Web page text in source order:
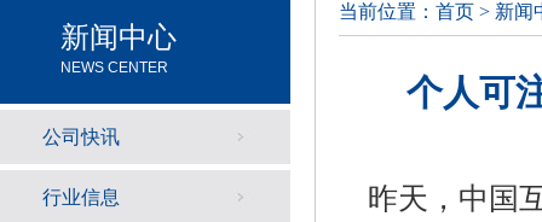
新闻中心
NEWS CENTER
公司快讯
行业信息
当前位置： 首页 > 新闻
个人可
昨天，中国